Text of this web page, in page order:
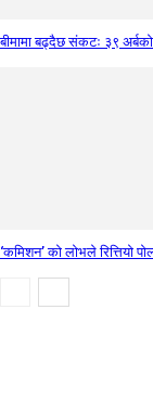
बीमामा बढ्दैछ संकटः ३९
‘कमिशन’ को लोभले रित्तियो